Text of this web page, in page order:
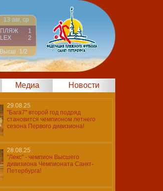
13 авг, ср
ПЛЯЖ
1
LEX
2
Высш
1/2
Медиа Новости
29.08.25
"Бага7" второй год подряд
становится чемпионом летнего
сезона Первого дивизиона!
28.08.25
"Лекс" - чемпион Высшего
дивизиона Чемпионата Санкт-
Петербурга!